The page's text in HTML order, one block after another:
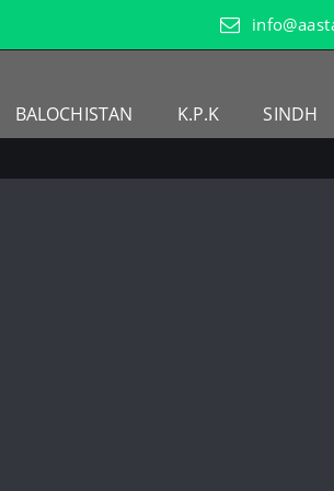
BALOCHISTAN K.P.K SINDH